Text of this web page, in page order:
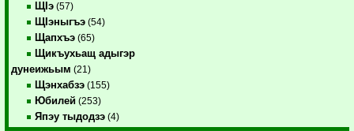
ЩIэ (57)
ЩIэныгъэ (54)
Щапхъэ (65)
Щикъухьащ адыгэр
дунеижьым (21)
Щэнхабзэ (155)
Юбилей (253)
Япэу тыдодзэ (4)